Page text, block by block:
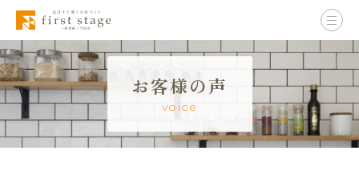
お客様の声
voice